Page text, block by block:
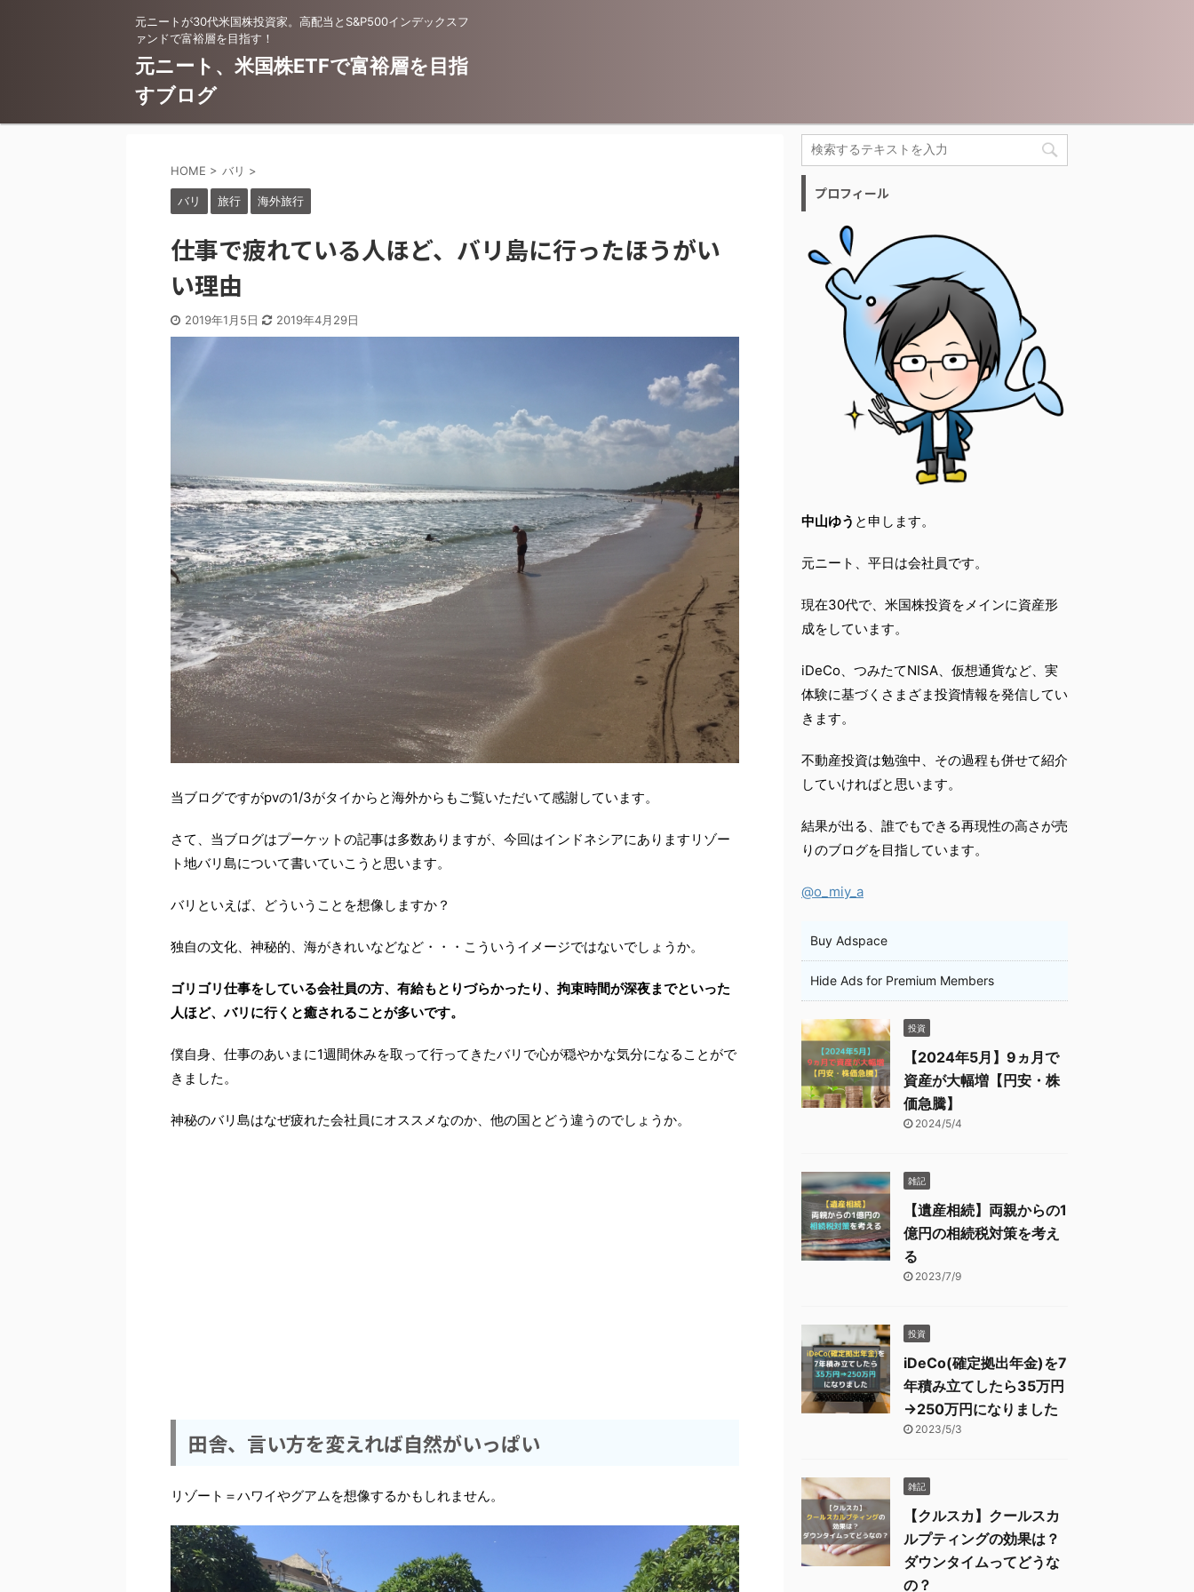
元ニートが30代米国株投資家。高配当とS&P500インデックスフ
ァンドで富裕層を目指す！
元ニート、米国株ETFで富裕層を目指
すブログ
HOME > バリ >
バリ 旅行 海外旅行
仕事で疲れている人ほど、バリ島に行ったほうがい
い理由
2019年1月5日 2019年4月29日
当ブログですがpvの1/3がタイからと海外からもご覧いただいて感謝しています。
さて、当ブログはプーケットの記事は多数ありますが、今回はインドネシアにありますリゾー
ト地バリ島について書いていこうと思います。
バリといえば、どういうことを想像しますか？
独自の文化、神秘的、海がきれいなどなど・・・こういうイメージではないでしょうか。
ゴリゴリ仕事をしている会社員の方、有給もとりづらかったり、拘束時間が深夜までといった
人ほど、バリに行くと癒されることが多いです。
僕自身、仕事のあいまに1週間休みを取って行ってきたバリで心が穏やかな気分になることがで
きました。
神秘のバリ島はなぜ疲れた会社員にオススメなのか、他の国とどう違うのでしょうか。
田舎、言い方を変えれば自然がいっぱい
リゾート＝ハワイやグアムを想像するかもしれません。
プロフィール
中山ゆう と申します。
元ニート、平日は会社員です。
現在30代で、米国株投資をメインに資産形
成をしています。
iDeCo、つみたてNISA、仮想通貨など、実
体験に基づくさまざま投資情報を発信してい
きます。
不動産投資は勉強中、その過程も併せて紹介
していければと思います。
結果が出る、誰でもできる再現性の高さが売
りのブログを目指しています。
@o_miy_a
Buy Adspace
Hide Ads for Premium Members
投資
【2024年5月】9ヵ月で
資産が大幅増【円安・株
価急騰】
2024/5/4
雑記
【遺産相続】両親からの1
億円の相続税対策を考え
る
2023/7/9
投資
iDeCo(確定拠出年金)を7
年積み立てしたら35万円
→250万円になりました
2023/5/3
雑記
【クルスカ】クールスカ
ルプティングの効果は？
ダウンタイムってどうな
の？